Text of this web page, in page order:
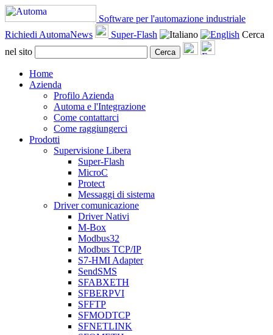
Software per l'automazione industriale
Richiedi AutomaNews
Super-Flash
Cerca
nel sito
Cerca
Home
Azienda
Profilo Azienda
Automa e l'Integrazione
Come contattarci
Come raggiungerci
Prodotti
Supervisione Libera
Super-Flash
MicroC
Protect
Messaggi di sistema
Driver comunicazione
Driver Nativi
M-Box
Modbus32
Modbus TCP/IP
S7-HMI Adapter
SendSMS
SFABXETH
SFBERPVI
SFFTP
SFMODTCP
SFNETLINK